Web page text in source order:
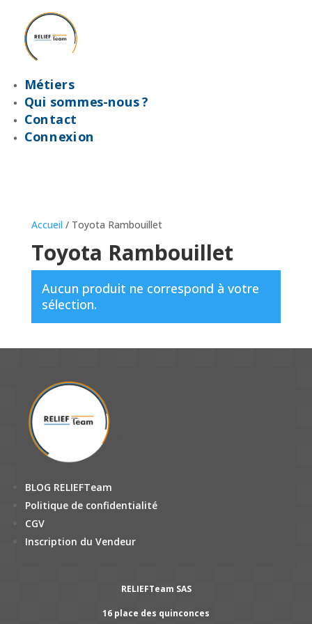
Métiers
Qui sommes-nous ?
Contact
Connexion
Accueil / Toyota Rambouillet
Toyota Rambouillet
Aucun produit ne correspond à votre
sélection.
BLOG RELIEFTeam
Politique de confidentialité
CGV
Inscription du Vendeur
RELIEFTeam SAS
16 place des quinconces